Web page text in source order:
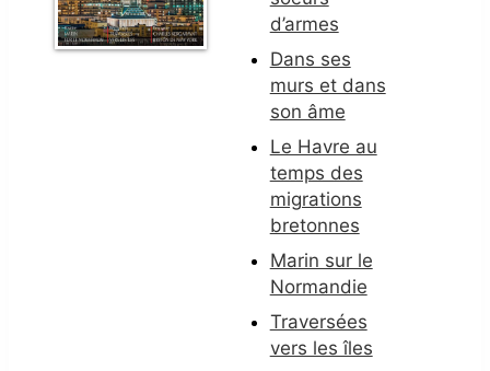
d’armes
Dans ses
murs et dans
son âme
Le Havre au
temps des
migrations
bretonnes
Marin sur le
Normandie
Traversées
vers les îles